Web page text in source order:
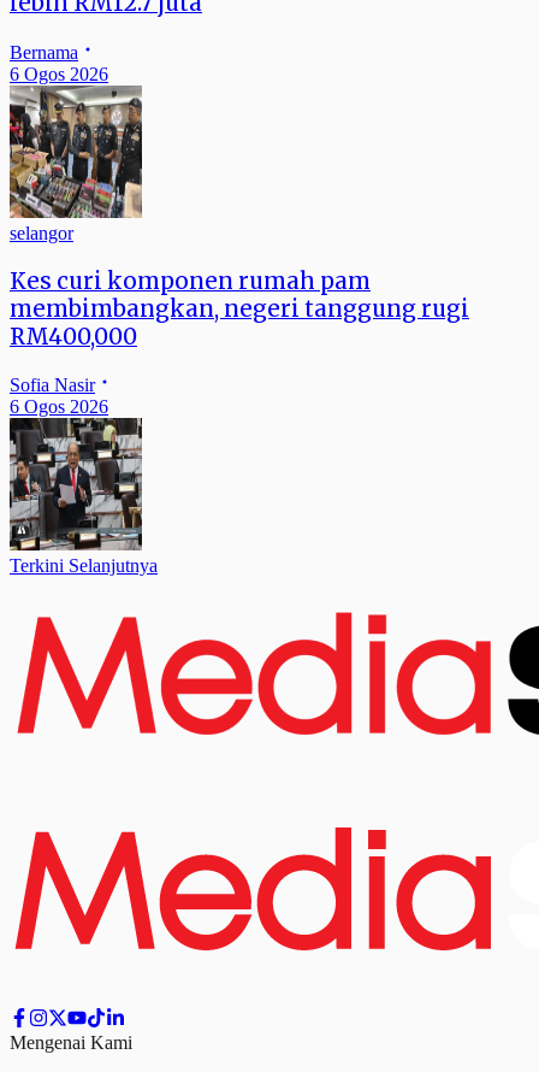
Bernama
6 Ogos 2026
selangor
Kes curi komponen rumah pam
membimbangkan, negeri tanggung rugi
RM400,000
Sofia Nasir
6 Ogos 2026
Terkini Selanjutnya
Mengenai Kami